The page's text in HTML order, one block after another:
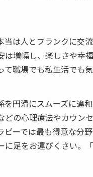
は人とフランクに交
増幅し、楽しさや幸
職場でも私生活でも
円滑にスムーズに違
の心理療法やカウン
ピーでは最も得意な分
足をお運びくさい。